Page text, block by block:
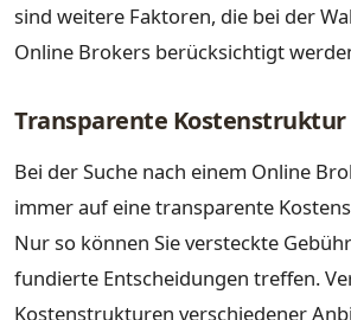
sind weitere Faktoren, die bei der
Online Brokers berücksichtigt
Transparente
Bei der Suche nach einem Online
immer auf eine transparente
Nur so können Sie versteckte
fundierte Entscheidungen treffen.
Kostenstrukturen verschiedener